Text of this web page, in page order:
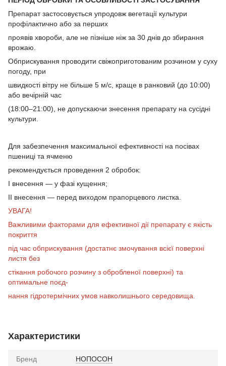
Препарат застосовується упродовж вегетації культури
профілактично або за перших
проявів хвороби, але не пізніше ніж за 30 днів до збирання
врожаю.
Обприскування проводити свіжоприготованим розчином у суху
погоду, при
швидкості вітру не більше 5 м/с, краще в ранковий (до 10:00)
або вечірній час
(18:00–21:00), не допускаючи знесення препарату на сусідні
культури.
Для забезпечення максимальної ефективності на посівах
пшениці та ячменю
рекомендується проведення 2 обробок:
І внесення — у фазі кущення;
ІІ внесення — перед виходом прапорцевого листка.
УВАГА!
Важливими факторами для ефективної дії препарату є якість
покриття
під час обприскування (достатнє змочування всієї поверхні
листя без
стікання робочого розчину з обробленої поверхні) та
оптимальне поєд-
нання гідротермічних умов навколишнього середовища.
Характеристики
Бренд НОПОСОН